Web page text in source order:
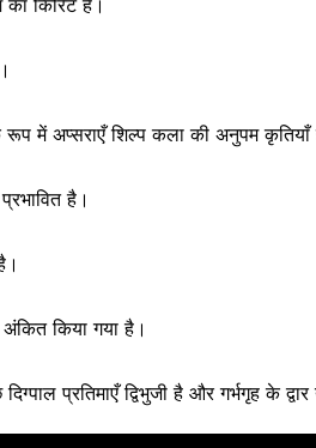
में अप्सराएँ शिल्प कला की अनुपम कृतियाँ
है।
किया गया है।
प्रतिमाएँ द्विभुजी है और गर्भगृह के